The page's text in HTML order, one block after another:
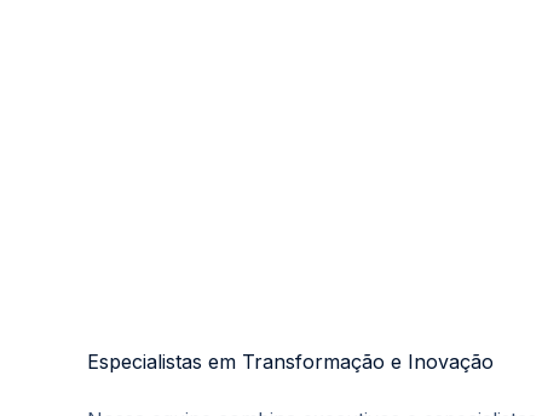
Especialistas em Transformação e Inovação